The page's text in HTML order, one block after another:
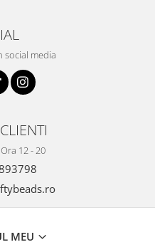
social media
12 - 20
MEU